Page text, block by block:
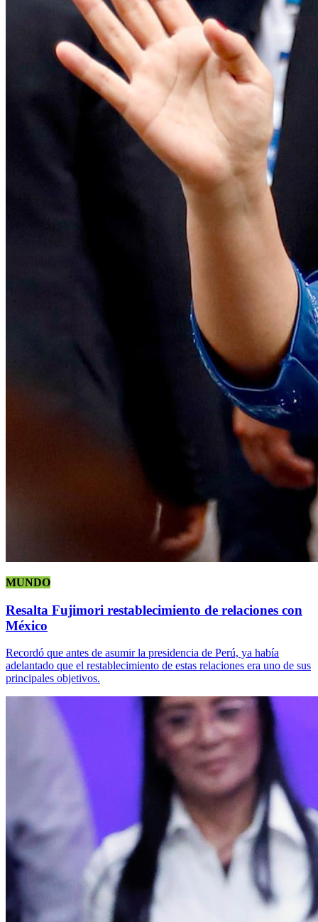
MUNDO
Resalta Fujimori restablecimiento de relaciones con
México
Recordó que antes de asumir la presidencia de Perú, ya había
adelantado que el restablecimiento de estas relaciones era uno de sus
principales objetivos.